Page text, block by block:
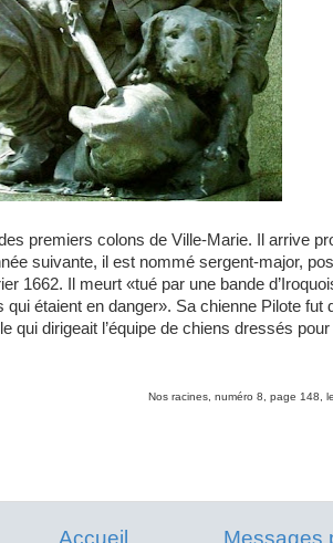
premiers colons de Ville-Marie. Il arrive
suivante, il est nommé sergent-major,
1662. Il meurt «tué par une bande
étaient en danger». Sa chienne Pilote fut
qui dirigeait l’équipe de chiens dressés
Nos racines, numéro 8, page 148,
Messages
Accueil